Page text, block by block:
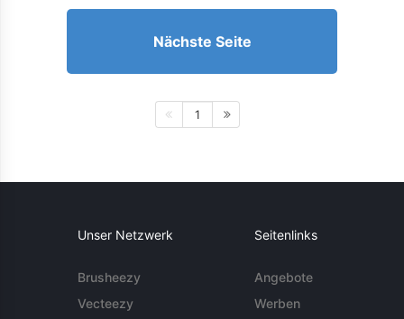
Nächste Seite
1
Unser Netzwerk
Brusheezy
Vecteezy
Seitenlinks
Angebote
Werben